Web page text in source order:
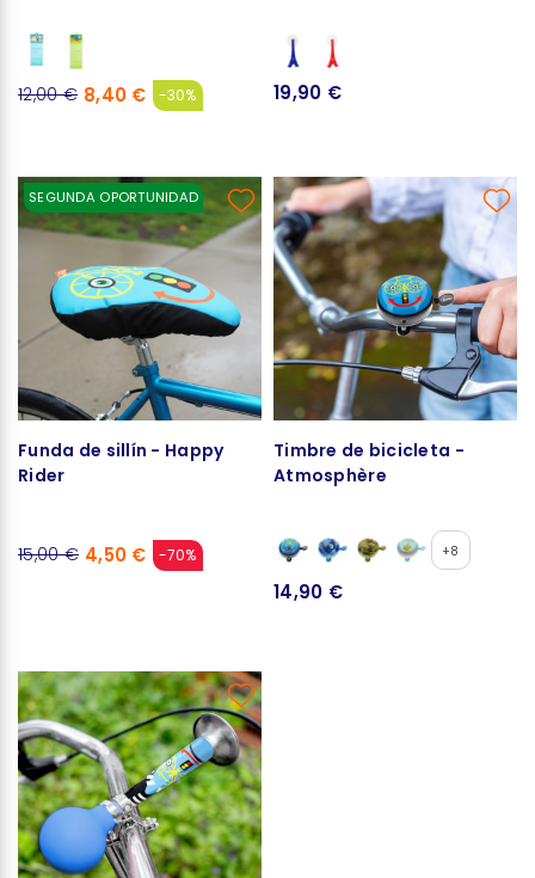
12,00 € 8,40 € -30% 19,90 €
SEGUNDA OPORTUNIDAD
Funda de sillín - Happy
Rider
15,00 € 4,50 € -70%
Timbre de bicicleta -
Atmosphère
+8
14,90 €